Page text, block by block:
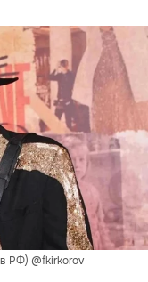
РФ) @fkirkorov